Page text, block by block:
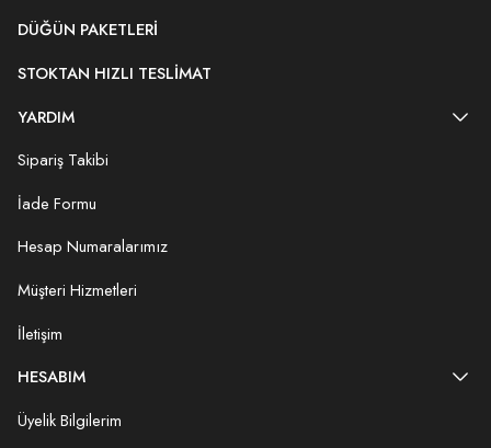
DÜĞÜN PAKETLERI
STOKTAN HIZLI TESLIMAT
YARDIM
Sipariş Takibi
İade Formu
Hesap Numaralarımız
Müşteri Hizmetleri
İletişim
HESABIM
Üyelik Bilgilerim